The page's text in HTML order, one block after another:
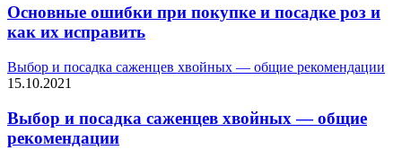
Основные ошибки при покупке и посадке роз и
как их исправить
Выбор и посадка саженцев хвойных — общие рекомендации
15.10.2021
Выбор и посадка саженцев хвойных — общие
рекомендации